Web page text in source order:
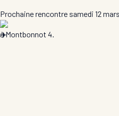
Prochaine rencontre samedi 12
à Montbonnot 4.